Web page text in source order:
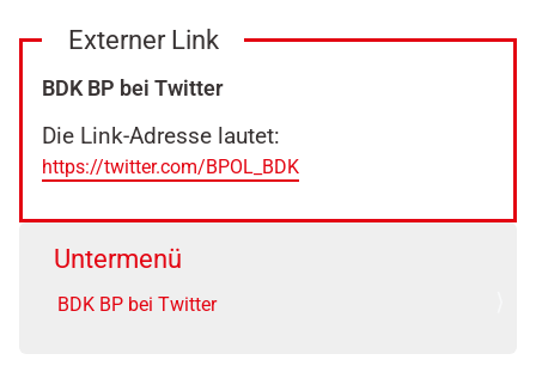
Externer Link
BDK BP bei Twitter
Die Link-Adresse lautet:
https://twitter.com/BPOL_BDK
Untermenü
BDK BP bei Twitter